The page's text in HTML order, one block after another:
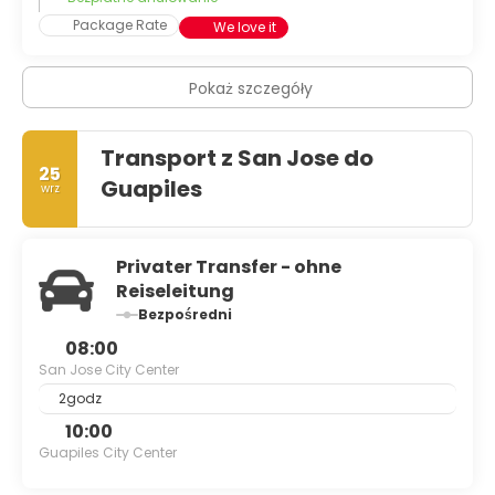
Package Rate
We love it
Pokaż szczegóły
25
wrz
Transport z San Jose do
Guapiles
Privater Transfer - ohne
Reiseleitung
Bezpośredni
08:00
San Jose City Center
2godz
10:00
Guapiles City Center